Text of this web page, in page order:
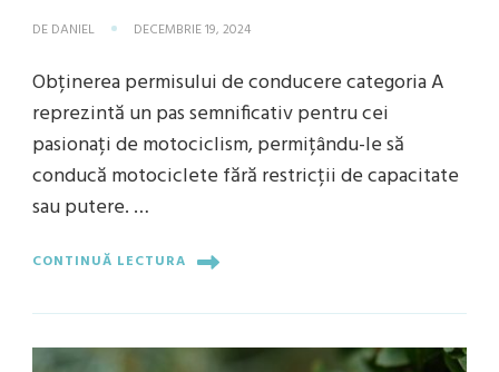
DE DANIEL DECEMBRIE 19, 2024
Obținerea permisului de conducere categoria A
reprezintă un pas semnificativ pentru cei
pasionați de motociclism, permițându-le să
conducă motociclete fără restricții de capacitate
sau putere. …
CONTINUĂ LECTURA